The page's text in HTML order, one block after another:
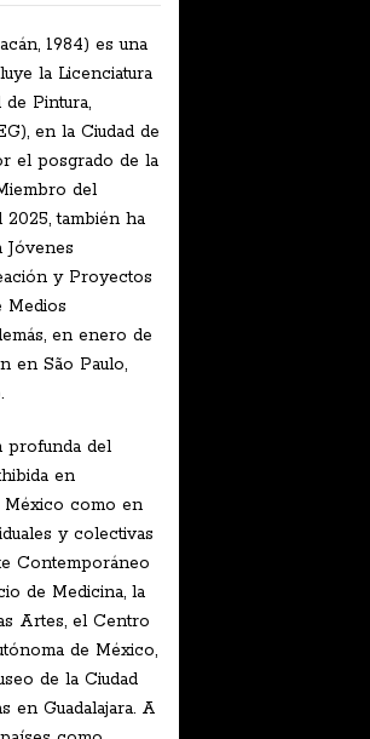
1984) es una
la Licenciatura
Pintura,
en la Ciudad de
el posgrado de la
del
también ha
Jóvenes
y Proyectos
Medios
en enero de
en São Paulo,
profunda del
en
México como en
y colectivas
Contemporáneo
de Medicina, la
Artes, el Centro
de México,
de la Ciudad
en Guadalajara. A